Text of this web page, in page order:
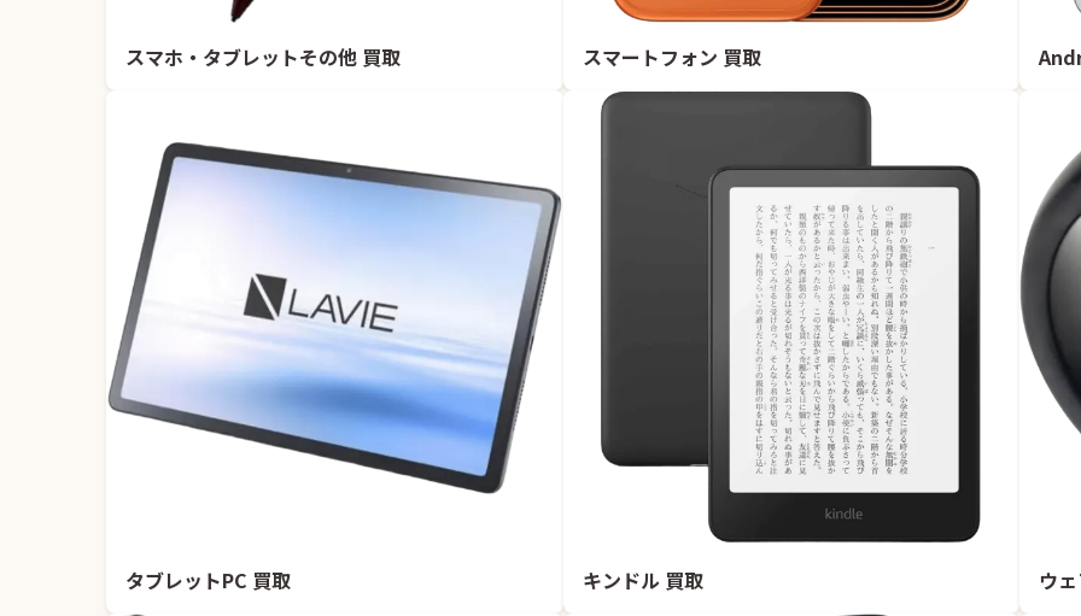
スマホ・タブレットその他 買取 スマートフォン 買取
タブレットPC 買取 キンドル 買取 ウ